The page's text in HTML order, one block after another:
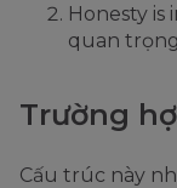
Honesty
quan
Trường
Cấu trúc này